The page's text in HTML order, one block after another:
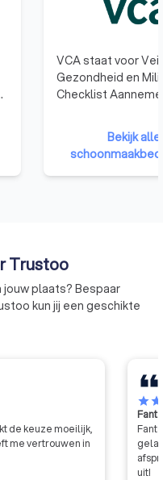
VCA staat voor
Gezondheid en
Checklist
laten bedrijven
en ervaring
gebied van veilig
werken en dat het
Bekijk alle
Trustoo
plaats? Bespaar
kun jij een geschikte
de keuze moeilijk,
me vertrouwen in
starstar
uit!